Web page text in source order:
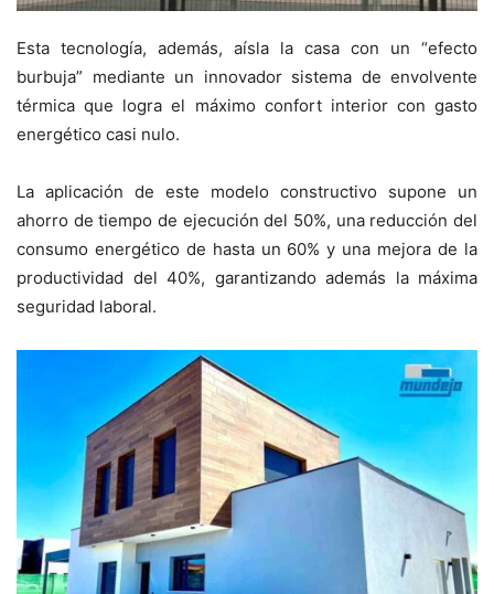
Esta tecnología, además, aísla la casa con un “efecto
burbuja” mediante un innovador sistema de envolvente
térmica que logra el máximo confort interior con gasto
energético casi nulo.
La aplicación de este modelo constructivo supone un
ahorro de tiempo de ejecución del 50%, una reducción del
consumo energético de hasta un 60% y una mejora de la
productividad del 40%, garantizando además la máxima
seguridad laboral.